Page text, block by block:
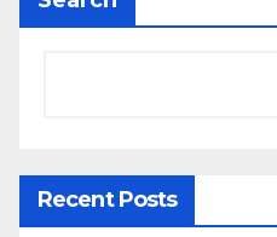
Recent Posts